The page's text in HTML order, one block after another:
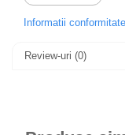
vibrante raman
Informatii
Review-uri (0)